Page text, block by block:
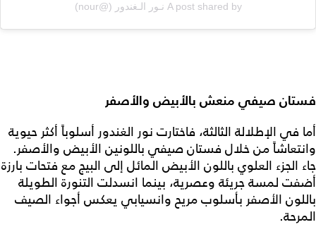
A post shared by نـور الـغندور (@nour)
فستان صيفي منعش بالأبيض والأصفر
أما في الإطلالة الثالثة، فاختارت نور الغندور أسلوباً أكثر حيوية
وانتعاشاً من خلال فستان صيفي باللونين الأبيض والأصفر.
جاء الجزء العلوي باللون الأبيض المائل إلى البيج مع فتحات بارزة
أضفت لمسة جريئة وعصرية، بينما انسدلت التنورة الطويلة
باللون الأصفر بأسلوب مريح وانسيابي يعكس أجواء الصيف
المرحة.